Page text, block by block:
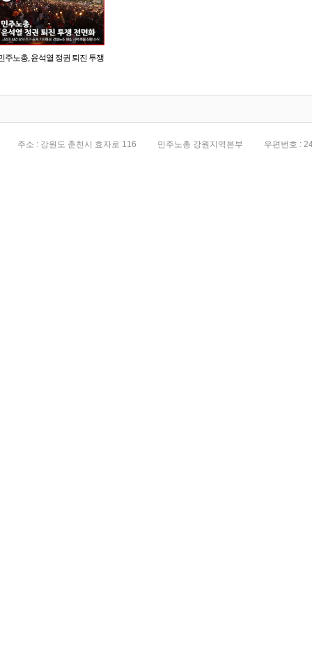
주노총, 윤석열 정권 퇴진 투쟁
주소 : 강원도 춘천시 효자로 116 민주노총 강원지역본부 우편번호 :